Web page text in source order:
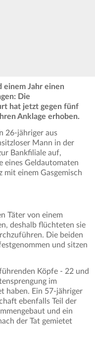
einem Jahr einen
Die
hat jetzt gegen fünf
Anklage erhoben.
26-jähriger aus
Mann in der
Bankfiliale auf,
eines Geldautomaten
mit einem Gasgemisch
Täter von einem
deshalb flüchteten sie
Die beiden
und sitzen
Köpfe - 22 und
im
haben. Ein 57-jähriger
ebenfalls Teil der
und ein
der Tat gemietet